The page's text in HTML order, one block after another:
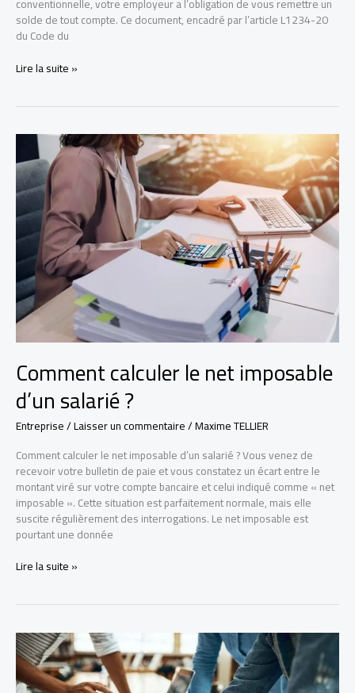
solde de tout compte. Ce document, encadré par l’article L1234-20
du Code du
Solde
:
guide
complet
pour
sécuriser
votre
fin
de
contrat
Lire la suite »
Comment calculer le net imposable
d’un salarié ?
Entreprise/Laisser un commentaire/Maxime TELLIER
Comment calculer le net imposable d’un salarié ? Vous venez de
recevoir votre bulletin de paie et vous constatez un écart entre le
montant viré sur votre compte bancaire et celui indiqué comme « net
imposable ». Cette situation est parfaitement normale, mais elle
suscite régulièrement des interrogations. Le net imposable est
pourtant une donnée
Comment
imposable
d’un
salarié
?
Lire la suite »